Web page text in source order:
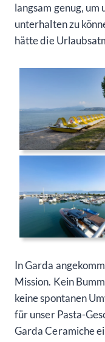
langsam genug, um
unterhalten zu
hätte die
In Garda
Mission. Kein
keine spontanen
für unser Pasta-
Garda Ceramiche